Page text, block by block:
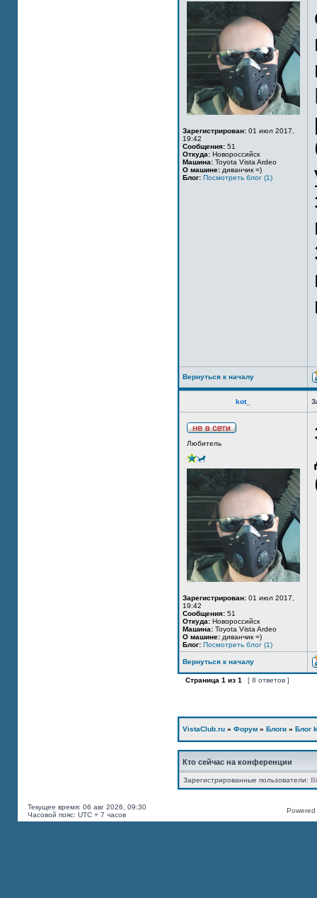
Зарегистрирован: 01 июл 2017,
19:42
Сообщения: 51
Откуда: Новороссийск
Машина: Toyota Vista Ardeo
О машине: диванчик =)
Блог: Посмотреть блог (1)
Вернуться к началу
kot_
Любитель
Зарегистрирован: 01 июл 2017,
19:42
Сообщения: 51
Откуда: Новороссийск
Машина: Toyota Vista Ardeo
О машине: диванчик =)
Блог: Посмотреть блог (1)
Вернуться к началу
Страница 1 из 1 [ 8 ответов ]
VistaClub.ru » Форум » Блоги » Блог
Кто сейчас на конференции
Зарегистрированные пользователи:
Текущее время: 06 авг 2026, 09:30
Часовой пояс: UTC + 7 часов